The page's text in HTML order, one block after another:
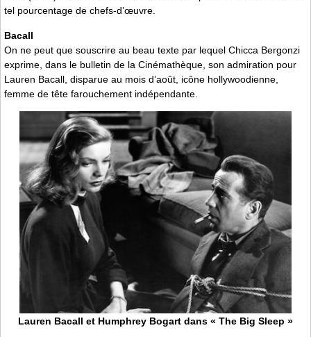
tel pourcentage de chefs-d’œuvre.
Bacall
On ne peut que souscrire au beau texte par lequel Chicca Bergonzi
exprime, dans le bulletin de la Cinémathèque, son admiration pour
Lauren Bacall, disparue au mois d’août, icône hollywoodienne,
femme de tête farouchement indépendante.
Lauren Bacall et Humphrey Bogart dans « The Big Sleep »